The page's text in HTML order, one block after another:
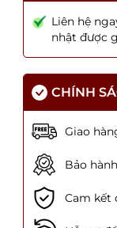
Liên hệ
nhật được
CHÍNH
Giao
Bảo
Cam kết